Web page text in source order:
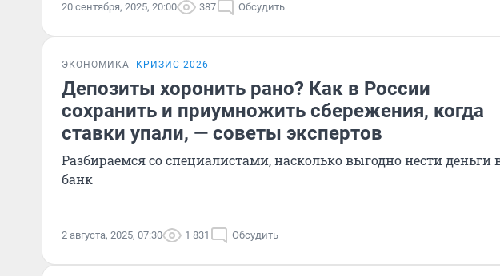
20 сентября, 2025, 20:00 387 Обсудить
ЭКОНОМИКА КРИЗИС-2026
Депозиты хоронить рано? Как в России
сохранить и приумножить сбережения, когда
ставки упали, — советы экспертов
Разбираемся со специалистами, насколько выгодно нести деньги
банк
2 августа, 2025, 07:30 1 831 Обсудить